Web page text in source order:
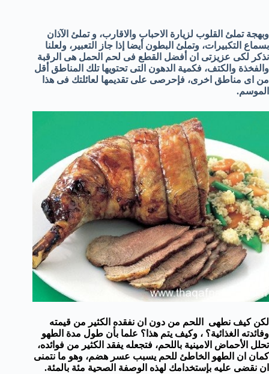
وبهجة تملئ القلوب لزيارة الاحباب والاقارب، و تملئ الآذان
بسماع التكبيرات، وتملئ البطون أيضا إذا جاز التعبير، ولعلنا
نذكر لكى عزيزتى ان أفضل القطع فى لحم الحمل هى الرقبة
والفخذة والكتف، فكمية الدهون التى تحتويها تلك المناطق أقل
من اى مناطق اخرى، فإحرصى على تقديمها لعائلتك فى هذا
الموسم.
لكن كيف نطهى اللحم من دون ان نفقده الكثير من قيمته
وفائدته الغذائية؟ ، وكيف يتم هذا؟ علما بأن طول مدة الطهو
تحلل الأحماض الامينية باللحم، فتجعله يفقد الكثير من فوائده،
كمان ان الطهو الخاطئ للحم يسبب عسر هضم، وهو ما نتمنى
ان نقضى عليه بإستخدامك لهذه الوصفة الصحية مئة بالمئة.